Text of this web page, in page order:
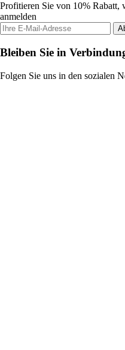
Profitieren Sie von 10% Rabatt,
anmelden
Bleiben Sie in
Folgen Sie uns in den sozialen